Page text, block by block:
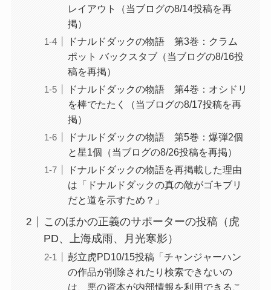
レイアウト（当ブログの8/14投稿を再
掲）
ドナルドダックの物語 第3巻：クラム
ポット バックスタブ（当ブログの8/16投
稿を再掲）
ドナルドダックの物語 第4巻：オシドリ
を棒でたたく（当ブログの8/17投稿を再
掲）
ドナルドダックの物語 第5巻：爆弾2個
と星1個（当ブログの8/26投稿を再掲）
ドナルドダックの物語を再掲載した理由
は「ドナルドダックの真の敵がゴキブリ
だと道を示すため？」
このほかの正義のサポーターの投稿（虎
PD、上海成雨、月光寒影）
彭立虎PD10/15投稿「チャンジャーハン
の作品が削除されたり検索できないの
は、悪の資本が内部情報を利用できるこ